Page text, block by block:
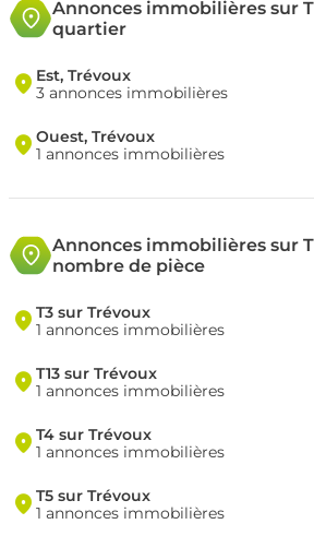
Annonces immobilières sur
quartier
Est, Trévoux
3 annonces immobilières
Ouest, Trévoux
1 annonces immobilières
Annonces immobilières sur
nombre de pièce
T3 sur Trévoux
1 annonces immobilières
T13 sur Trévoux
1 annonces immobilières
T4 sur Trévoux
1 annonces immobilières
T5 sur Trévoux
1 annonces immobilières